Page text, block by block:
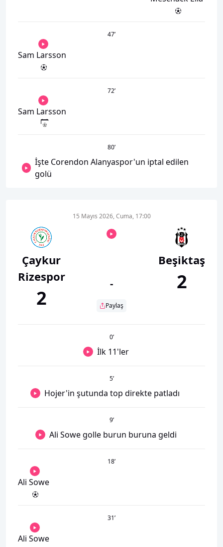
47’
Sam Larsson
72’
Sam Larsson
80’
İşte Corendon Alanyaspor'un iptal edilen
golü
Çaykur
Rizespor
2
15 Mayıs 2026, Cuma, 17:00
-
Paylaş
Beşiktaş
2
0’
İlk 11'ler
5’
Hojer'in şutunda top direkte patladı
9’
Ali Sowe golle burun buruna geldi
18’
Ali Sowe
31’
Ali Sowe